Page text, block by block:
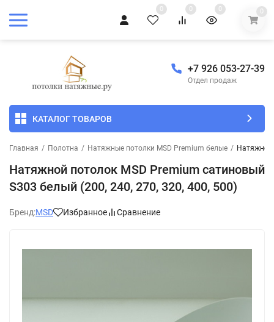
0 0 0 0
+7 926 053-27-39
Отдел продаж
КАТАЛОГ ТОВАРОВ
Главная / Полотна / Натяжные потолки MSD Premium белые / Натяжной
Натяжной потолок MSD Premium сатиновый
S303 белый (200, 240, 270, 320, 400, 500)
Бренд:MSD Избранное Сравнение